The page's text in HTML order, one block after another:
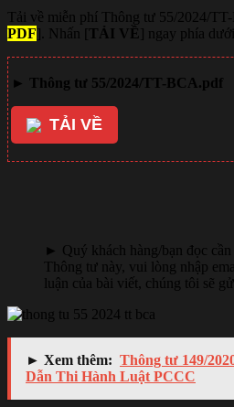
Tải về miễn phí Thông tư 55/2024/
PDF ]. Nhấn [TẢI VỀ ] ngay phía dưới.
► Thông tư 55/2024/TT-BCA.pdf
TẢI VỀ
► Quý khách hàng/bạn đọc cần
Thông tư này, vui lòng nhập
luận của bài viết, chúng tôi sẽ
► Xem thêm: Thông tư 149/
Dẫn Thi Hành Luật PCCC